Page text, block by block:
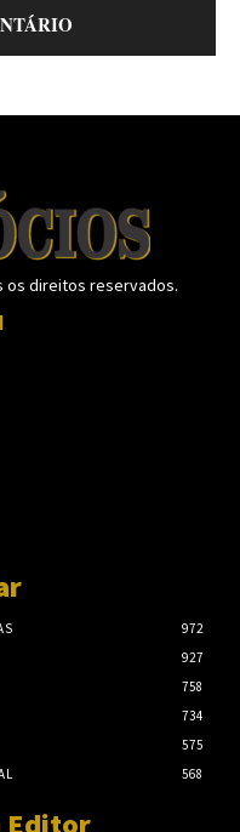
os direitos reservados.
972
927
758
734
575
568
Editor